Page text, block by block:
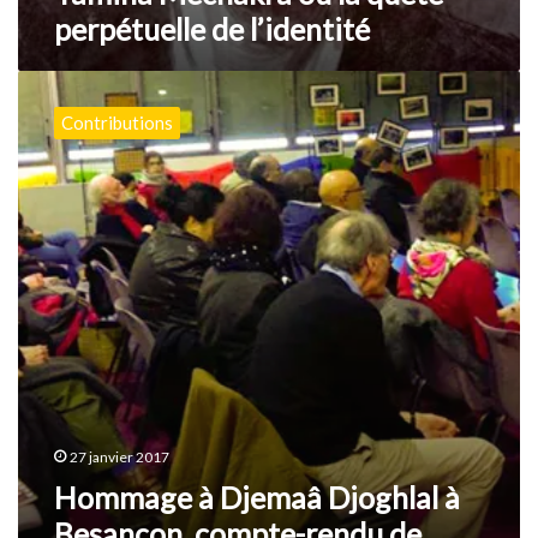
perpétuelle de l’identité
Hommage
Djemaâ
Djoghlal
à
Besançon,
compte-
rendu
de
Jean-
Jacques
Boy
Contributions
27 janvier 2017
Hommage à Djemaâ Djoghlal à